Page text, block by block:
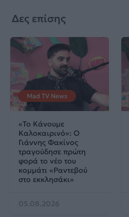
Δες επίσης
Mad TV News
«Το Κάνουμε
Καλοκαιρινό»: Ο
Γιάννης Φακίνος
τραγούδησε πρώτη
φορά το νέο του
κομμάτι «Ραντεβού
στο εκκλησάκι»
05.08.2026